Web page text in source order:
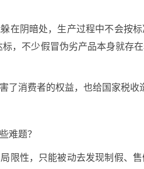
在阴暗处，生产过程中不会按
，不少假冒伪劣产品本身就存
了消费者的权益，也给国家税收
难题？
限性，只能被动去发现制假、